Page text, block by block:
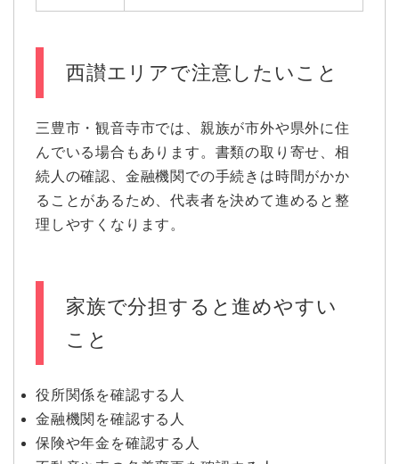
西讃エリアで注意したいこと
三豊市・観音寺市では、親族が市外や県外に住
んでいる場合もあります。書類の取り寄せ、相
続人の確認、金融機関での手続きは時間がかか
ることがあるため、代表者を決めて進めると整
理しやすくなります。
家族で分担すると進めやすい
こと
役所関係を確認する人
金融機関を確認する人
保険や年金を確認する人